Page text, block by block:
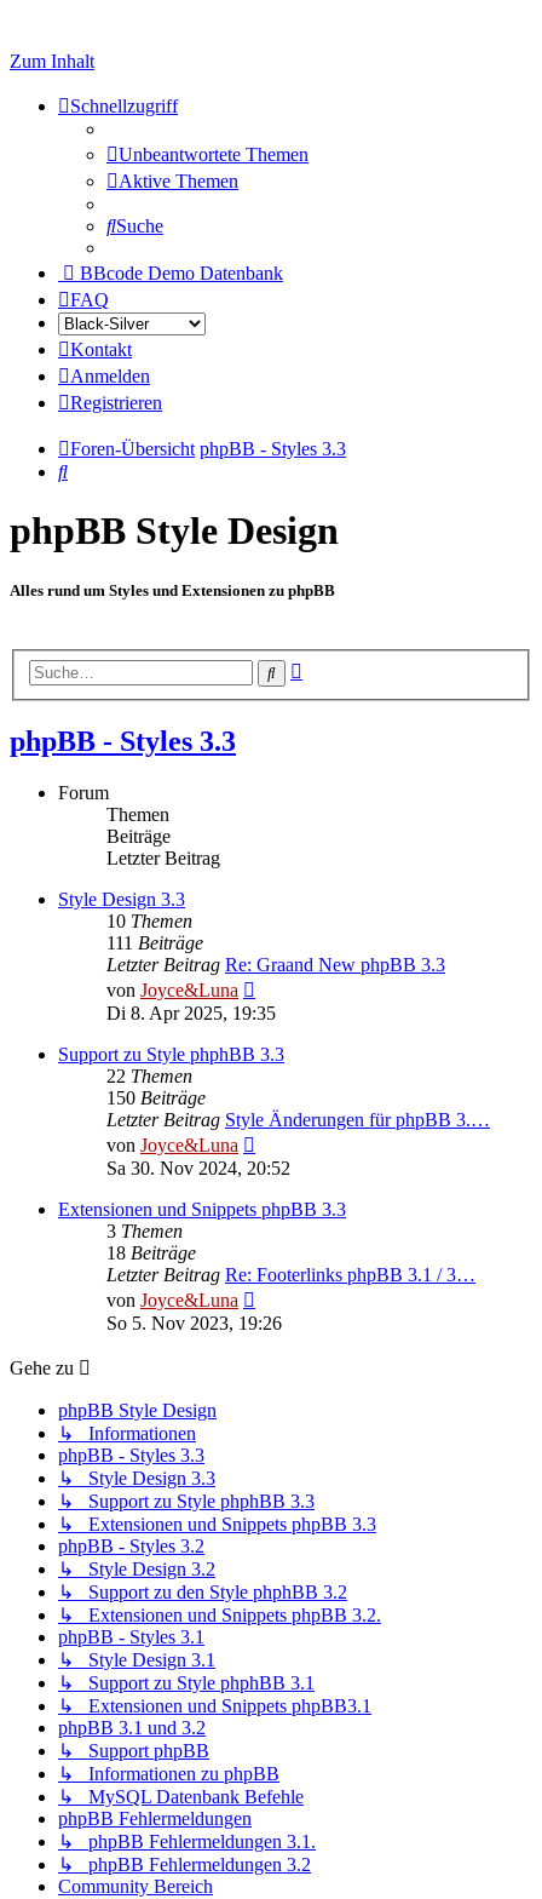
Zum Inhalt
Schnellzugriff
Unbeantwortete Themen
Aktive Themen
Suche
BBcode Demo Datenbank
FAQ
Kontakt
Anmelden
Registrieren
Foren-Übersicht phpBB - Styles 3.3
Suche
phpBB Style Design
Alles rund um Styles und Extensionen zu phpBB
Suche
phpBB - Styles 3.3
Forum
Themen
Beiträge
Letzter Beitrag
Style Design 3.3
10 Themen
111 Beiträge
Letzter Beitrag Re: Graand New phpBB 3.3
von Joyce&Luna
Beitrag
Di 8. Apr 2025, 19:35
Support zu Style phphBB 3.3
22 Themen
150 Beiträge
Letzter Beitrag Style Änderungen für phpBB 3.…
von Joyce&Luna
Beitrag
Sa 30. Nov 2024, 20:52
Extensionen und Snippets phpBB 3.3
3 Themen
18 Beiträge
Letzter Beitrag Re: Footerlinks phpBB 3.1 / 3…
von Joyce&Luna
Beitrag
So 5. Nov 2023, 19:26
Gehe zu
phpBB Style Design
↳ Informationen
phpBB - Styles 3.3
↳ Style Design 3.3
↳ Support zu Style phphBB 3.3
↳ Extensionen und Snippets phpBB 3.3
phpBB - Styles 3.2
↳ Style Design 3.2
↳ Support zu den Style phphBB 3.2
↳ Extensionen und Snippets phpBB 3.2.
phpBB - Styles 3.1
↳ Style Design 3.1
↳ Support zu Style phphBB 3.1
↳ Extensionen und Snippets phpBB3.1
phpBB 3.1 und 3.2
↳ Support phpBB
↳ Informationen zu phpBB
↳ MySQL Datenbank Befehle
phpBB Fehlermeldungen
↳ phpBB Fehlermeldungen 3.1.
↳ phpBB Fehlermeldungen 3.2
Community Bereich